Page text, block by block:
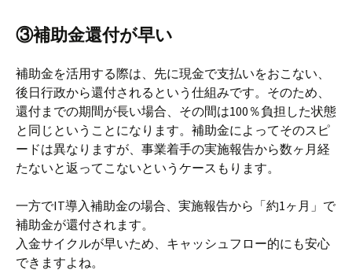
③補助金還付が早い
補助金を活用する際は、先に現金で支払いをおこない、
後日行政から還付されるという仕組みです。そのため、
還付までの期間が長い場合、その間は100％負担した状態
と同じということになります。補助金によってそのスピ
ードは異なりますが、事業着手の実施報告から数ヶ月経
たないと返ってこないというケースもります。
一方でIT導入補助金の場合、実施報告から「約1ヶ月」で
補助金が還付されます。
入金サイクルが早いため、キャッシュフロー的にも安心
できますよね。